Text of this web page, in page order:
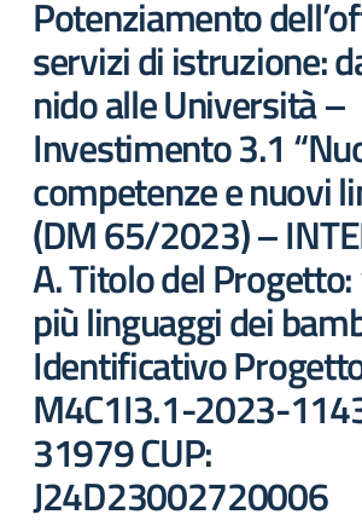
Potenziamento
servizi di istruzione:
nido alle Università –
Investimento 3.1
competenze e nuovi
(DM 65/2023) –
A. Titolo del Progetto:
più linguaggi dei
Identificativo
M4C1I3.1-2023-
31979 CUP:
J24D23002720006